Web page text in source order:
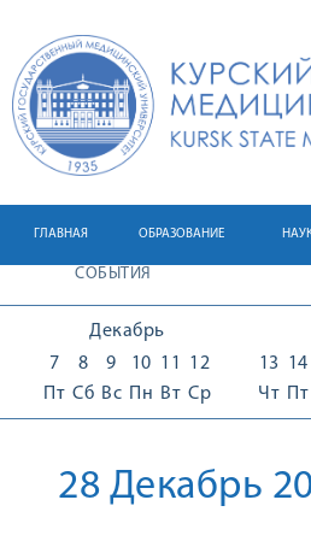
ГЛАВНАЯ ОБРАЗОВАНИЕ
СОБЫТИЯ
Декабрь
7
Пт
8
Сб
9
Вс
10
Пн
11
Вт
12
Ср
13
Чт
14
Пт
28 Декабрь